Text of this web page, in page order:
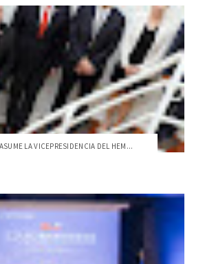
LA VICEPRESIDENCIA DEL HEM...